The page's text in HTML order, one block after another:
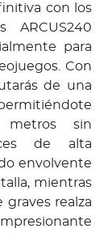
con los
ARCUS240
para
Con
de una
metros sin
de alta
envolvente
mientras
realza